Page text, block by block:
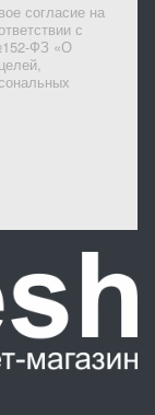
согласие на
с
ФЗ «О